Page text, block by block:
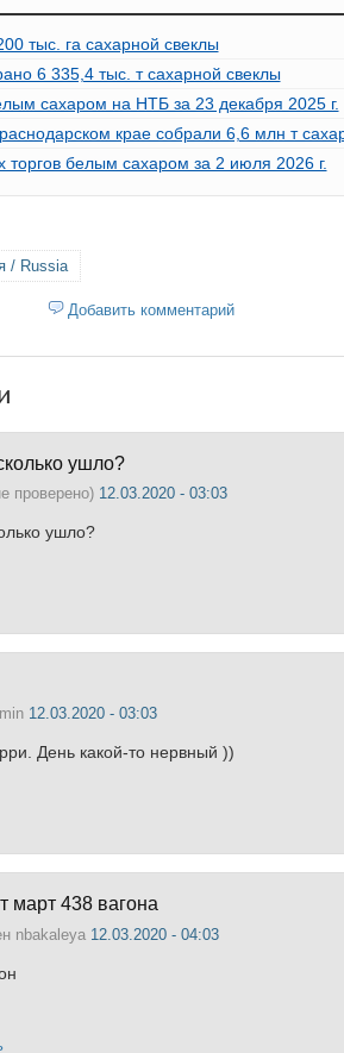
тыс. га сахарной свеклы
6 335,4 тыс. т сахарной свеклы
сахаром на НТБ за 23 декабря 2025 г.
крае собрали 6,6 млн т
торгов белым сахаром за 2 июля 2026 г.
/ Russia
Добавить комментарий
ушло?
проверено) 12.03.2020 - 03:03
ушло?
12.03.2020 - 03:03
День какой-то нервный ))
март 438 вагона
nbakaleya 12.03.2020 - 04:03